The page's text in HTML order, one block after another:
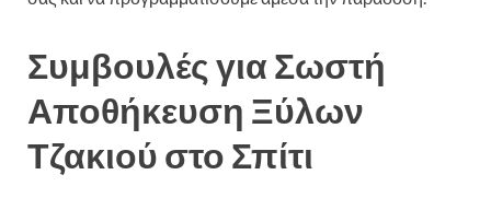
Συμβουλές για Σωστή
Αποθήκευση Ξύλων
Τζακιού στο Σπίτι